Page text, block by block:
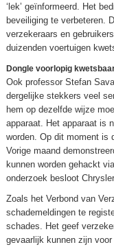
‘lek’ geïnformeerd. Het
beveiliging te verbeteren.
verzekeraars en
duizenden voertuigen
Dongle voorlopig
Ook professor Stefan
dergelijke stekkers veel
hem op dezelfde wijze
apparaat. Het apparaat is
worden. Op dit moment is
Vorige maand
kunnen worden gehackt
onderzoek besloot
Zoals het Verbond van
schademeldingen te
schades. Het geef
gevaarlijk kunnen zijn